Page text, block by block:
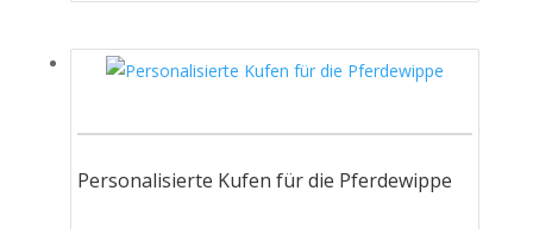
Personalisierte Kufen für die Pferdewippe